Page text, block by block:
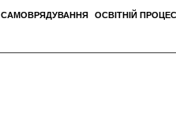
САМОВРЯДУВАННЯ ОСВІТНІЙ ПРОЦЕС